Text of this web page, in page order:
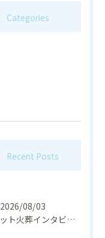
Categories
Recent Posts
2026/08/03
ペット火葬インタビューで実際の体験談から見える選び方と後悔しないお別れの工夫